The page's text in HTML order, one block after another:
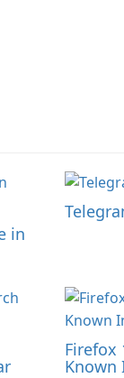
in
Firefox
Known